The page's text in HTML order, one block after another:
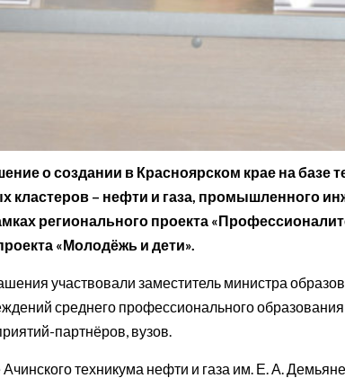
о создании в Красноярском крае на базе
кластеров – нефти и газа, промышленного
регионального проекта
«Молодёжь и дети».
участвовали заместитель министра
среднего профессионального
партнёров, вузов.
техникума нефти и газа им. Е. А.